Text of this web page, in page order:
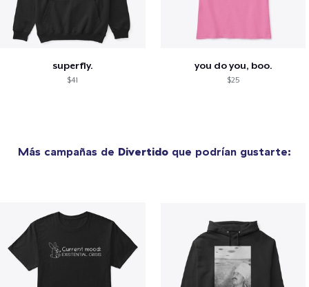
superfly.
$41
you do you, boo.
$25
Más campañas de Divertido que podrían gustarte: